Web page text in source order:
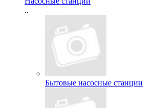
..
Бытовые насосные станции